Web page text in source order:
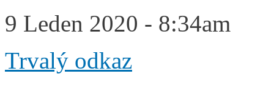
9 Leden 2020 - 8:34am
Trvalý odkaz